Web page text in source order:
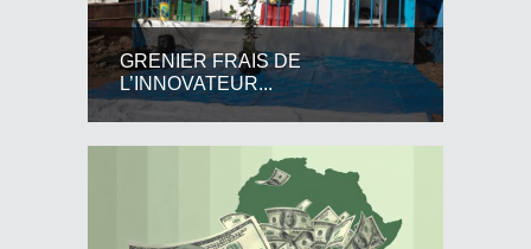
GRENIER FRAIS DE
L’INNOVATEUR...